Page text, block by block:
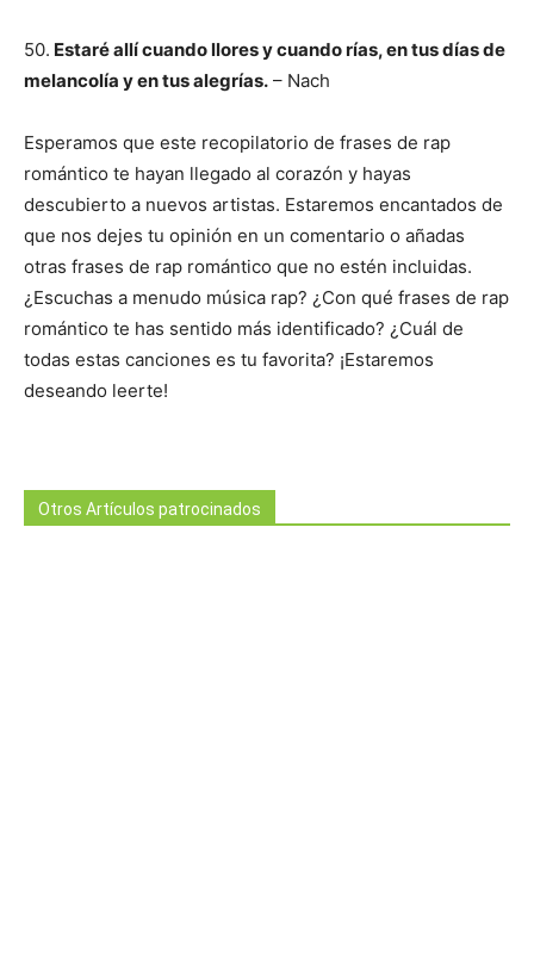
50. Estaré allí cuando llores y cuando rías, en tus días de
melancolía y en tus alegrías. – Nach
Esperamos que este recopilatorio de frases de rap
romántico te hayan llegado al corazón y hayas
descubierto a nuevos artistas. Estaremos encantados de
que nos dejes tu opinión en un comentario o añadas
otras frases de rap romántico que no estén incluidas.
¿Escuchas a menudo música rap? ¿Con qué frases de rap
romántico te has sentido más identificado? ¿Cuál de
todas estas canciones es tu favorita? ¡Estaremos
deseando leerte!
Otros Artículos patrocinados